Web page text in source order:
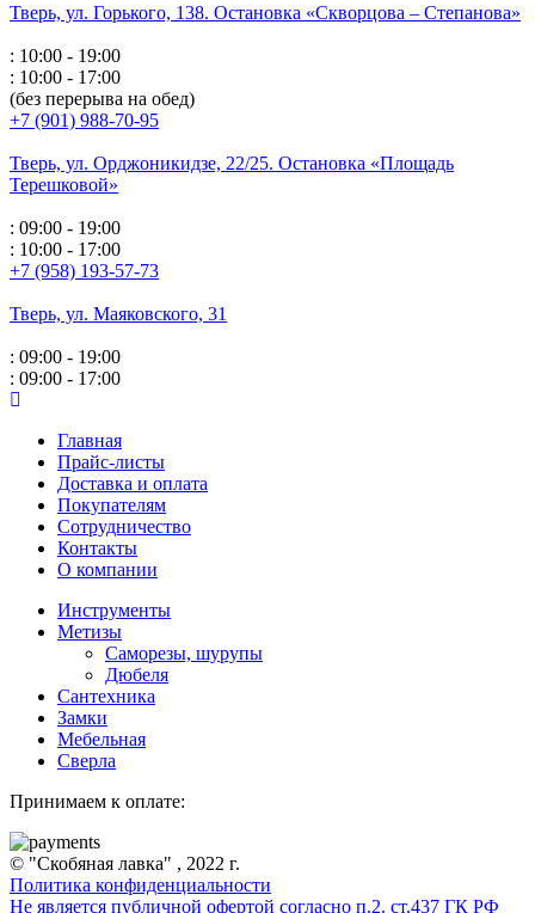
Тверь, ул. Горького, 138. Остановка «Скворцова – Степанова»
: 10:00 - 19:00
: 10:00 - 17:00
(без перерыва на обед)
+7 (901) 988-70-95
Тверь, ул. Орджоникидзе, 22/25. Остановка «Площадь
Терешковой»
: 09:00 - 19:00
: 10:00 - 17:00
+7 (958) 193-57-73
Тверь, ул. Маяковского, 31
: 09:00 - 19:00
: 09:00 - 17:00
Главная
Прайс-листы
Доставка и оплата
Покупателям
Сотрудничество
Контакты
О компании
Инструменты
Метизы
Саморезы, шурупы
Дюбеля
Сантехника
Замки
Мебельная
Сверла
Принимаем к оплате:
© "Скобяная лавка" , 2022 г.
Политика конфиденциальности
Не является публичной офертой согласно п.2. ст.437 ГК РФ